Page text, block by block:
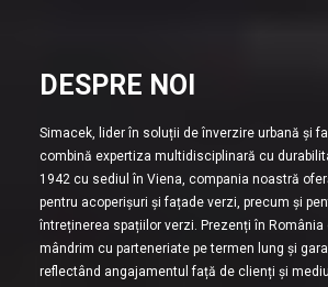
DESPRE NOI
Simacek, lider în soluții de înverzire urbană și
combină expertiza multidisciplinară cu
1942 cu sediul în Viena, compania noastră
pentru acoperișuri și fațade verzi, precum și
întreținerea spațiilor verzi. Prezenți în România
mândrim cu parteneriate pe termen lung și
reflectând angajamentul față de clienți și